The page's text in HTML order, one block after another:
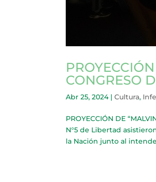
CONGRESO
Abr 25, 2024|Cultura,
PROYECCIÓN DE
N°5 de Libertad
la Nación junto al